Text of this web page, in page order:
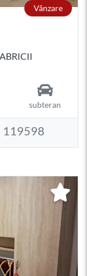
Vânzare
subteran
119598